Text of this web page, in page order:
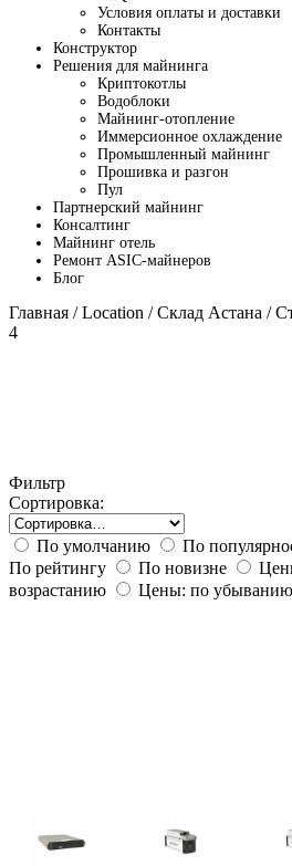
Условия оплаты и доставки
Контакты
Конструктор
Решения для майнинга
Криптокотлы
Водоблоки
Майнинг-отопление
Иммерсионное охлаждение
Промышленный майнинг
Прошивка и разгон
Пул
Партнерский майнинг
Консалтинг
Майнинг отель
Ремонт ASIC-майнеров
Блог
Главная / Location /Склад Астана /
4
Фильтр
Сортировка:
По умолчанию
По
По рейтингу
По новизне
возрастанию
Цены: по убыванию